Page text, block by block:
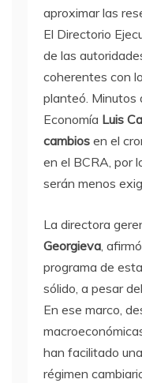
aproximar las
El Directorio
de las
coherentes con
planteó. Minutos
Economía Luis
cambios en el
en el BCRA, por
serán menos
La directora
Georgieva,
programa de
sólido, a pesar
En ese marco,
han facilitado
régimen